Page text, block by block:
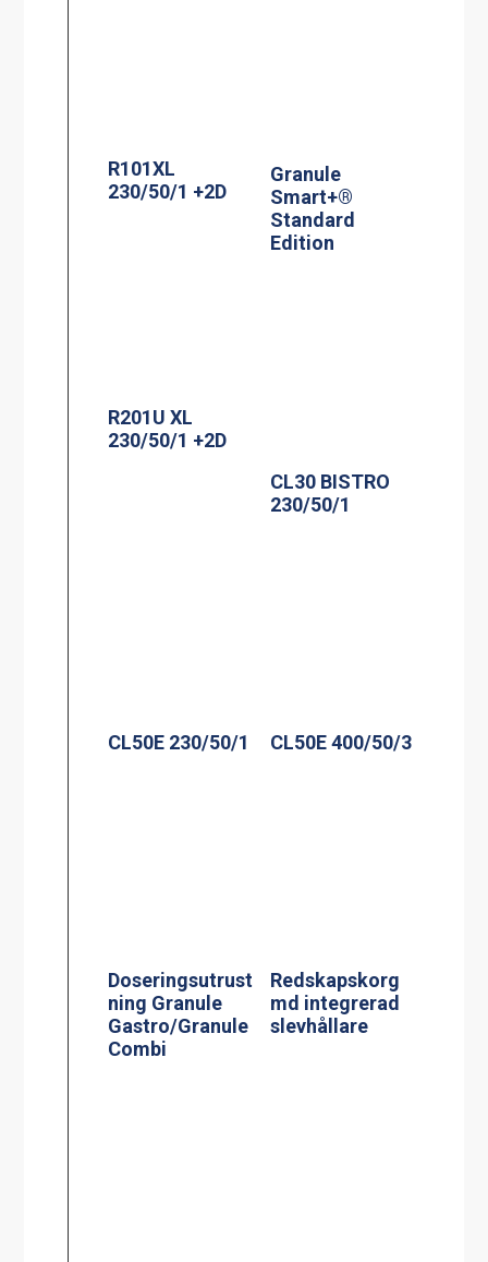
R101XL
230/50/1 +2D
Granule
Smart+®
Standard
Edition
R201U XL
230/50/1 +2D
CL30 BISTRO
230/50/1
CL50E 230/50/1 CL50E 400/50/3
Doseringsutrust
ning Granule
Gastro/Granule
Combi
Redskapskorg
md integrerad
slevhållare